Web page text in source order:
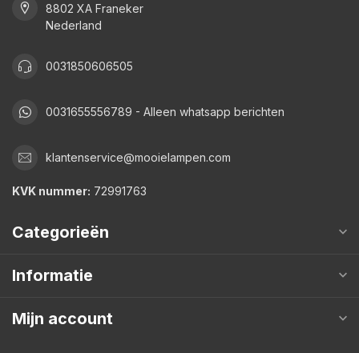
8802 XA Franeker
Nederland
0031850606505
0031655556789 - Alleen whatsapp berichten
klantenservice@mooielampen.com
KVK nummer: 72991763
Categorieën
Informatie
Mijn account